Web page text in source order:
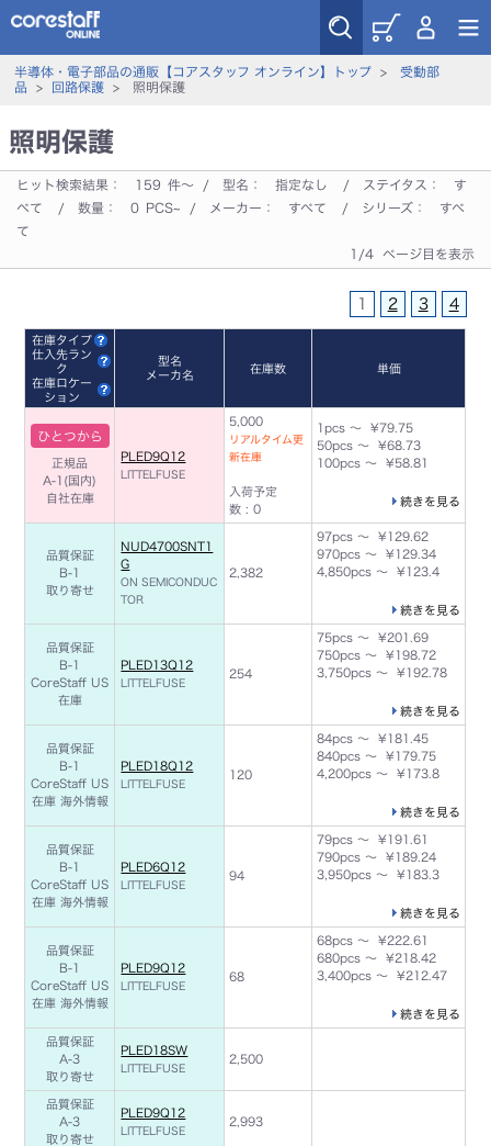
半導体・電子部品の通販【コアスタッフ オンライン】トップ>
受動部
品 > 回路保護> 照明保護
照明保護
ヒット検索結果： 159 件～ / 型名： 指定なし / ステイタス：
す
べて
/ 数量： 0 PCS~ / メーカー： すべて / シリーズ：
すべ
て
1/4 ページ目を表示
1 2 3 4
在庫タイプ
仕入先ラン
ク
在庫ロケー
ション
型名
メーカ名
在庫数 単価
ひとつから
正規品
A-1(国内)
自社在庫
PLED9Q12
LITTELFUSE
5,000
リアルタイム更
新在庫
入荷予定
数 : 0
1pcs ～ ¥79.75
50pcs ～ ¥68.73
100pcs ～ ¥58.81
続きを見る
品質保証
B-1
取り寄せ
NUD4700SNT1
G
ON SEMICONDUC
TOR
2,382
97pcs ～ ¥129.62
970pcs ～ ¥129.34
4,850pcs ～ ¥123.4
続きを見る
品質保証
B-1
CoreStaff US
在庫
PLED13Q12
LITTELFUSE
254
75pcs ～ ¥201.69
750pcs ～ ¥198.72
3,750pcs ～ ¥192.78
続きを見る
品質保証
B-1
CoreStaff US
在庫 海外情報
PLED18Q12
LITTELFUSE
120
84pcs ～ ¥181.45
840pcs ～ ¥179.75
4,200pcs ～ ¥173.8
続きを見る
品質保証
B-1
CoreStaff US
在庫 海外情報
PLED6Q12
LITTELFUSE
94
79pcs ～ ¥191.61
790pcs ～ ¥189.24
3,950pcs ～ ¥183.3
続きを見る
品質保証
B-1
CoreStaff US
在庫 海外情報
PLED9Q12
LITTELFUSE
68
68pcs ～ ¥222.61
680pcs ～ ¥218.42
3,400pcs ～ ¥212.47
続きを見る
品質保証
A-3
取り寄せ
PLED18SW
LITTELFUSE
2,500
品質保証
A-3
取り寄せ
PLED9Q12
LITTELFUSE
2,993